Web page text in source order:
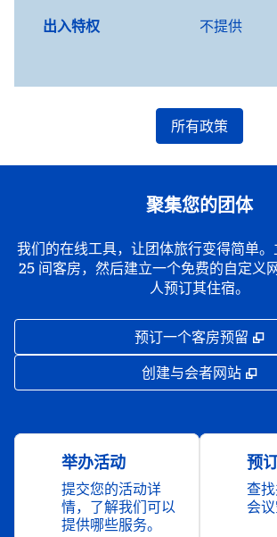
出入特权
不提供
所有政策
聚集您的团体
我们的在线工具，让团体旅行变得简单
25 间客房，然后建立一个免费的自定义
人预订其住宿。
预订一个客房预留 ,
创建与会者网站 ,
举办活动
提交您的活动详
情，了解我们可以
提供哪些服务。
预
查
会议